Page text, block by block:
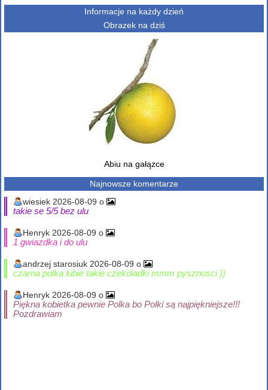
Informacje na każdy dzień
Obrazek na dziś
Abiu na gałązce
Najnowsze komentarze
wiesiek 2026-08-09 o
takie se 5/5 bez ulu
Henryk 2026-08-09 o
1 gwiazdka i do ulu
andrzej starosiuk 2026-08-09 o
czarna polka lubie takie czekoladki mmm pysznosci ))
Henryk 2026-08-09 o
Piękna kobietka pewnie Polka bo Polki są najpiękniejsze!!!
Pozdrawiam